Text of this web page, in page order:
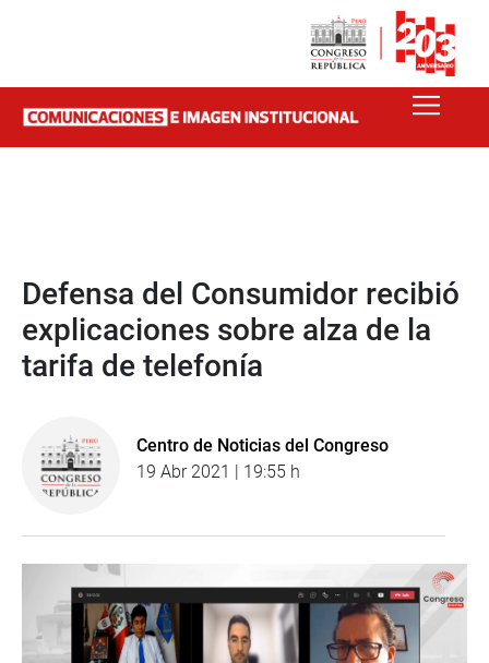
Defensa del Consumidor recibió
explicaciones sobre alza de la
tarifa de telefonía
Centro de Noticias del Congreso
19 Abr 2021 | 19:55 h